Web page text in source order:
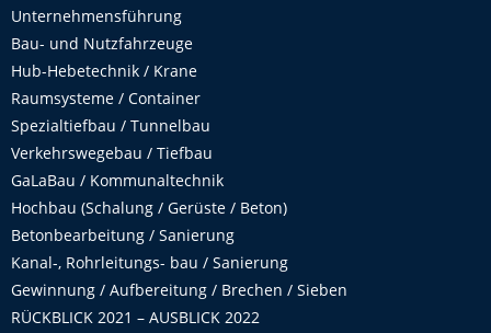
Unternehmensführung
Bau- und Nutzfahrzeuge
Hub-Hebetechnik / Krane
Raumsysteme / Container
Spezialtiefbau / Tunnelbau
Verkehrswegebau / Tiefbau
GaLaBau / Kommunaltechnik
Hochbau (Schalung / Gerüste / Beton)
Betonbearbeitung / Sanierung
Kanal-, Rohrleitungs- bau / Sanierung
Gewinnung / Aufbereitung / Brechen / Sieben
RÜCKBLICK 2021 – AUSBLICK 2022